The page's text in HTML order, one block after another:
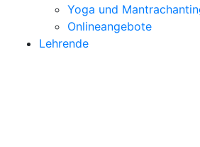
Yoga und
Onlineangebote
Lehrende